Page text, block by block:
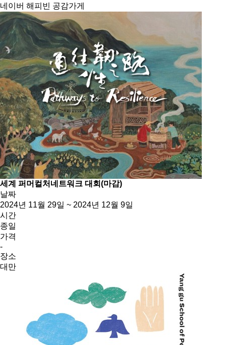
네이버 해피빈 공감가게
세계 퍼머컬처네트워크 대회(마감)
날짜
2024년 11월 29일 ~ 2024년 12월 9일
시간
종일
가격
-
장소
대만